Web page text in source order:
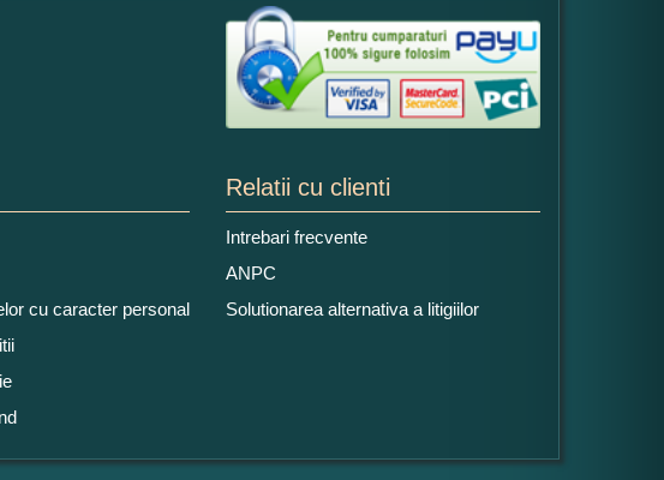
cu caracter personal
Relatii cu clienti
Intrebari frecvente
ANPC
Solutionarea alternativa a litigiilor